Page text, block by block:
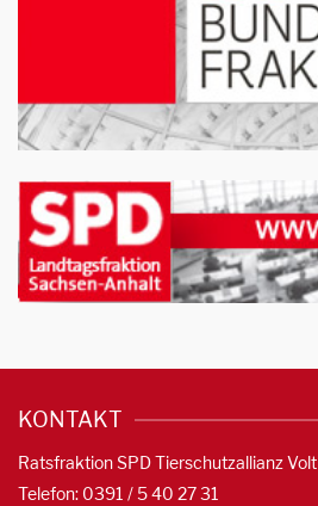
KONTAKT
Ratsfraktion SPD Tierschutzallianz Volt
Telefon: 0391 / 5 40 27 31